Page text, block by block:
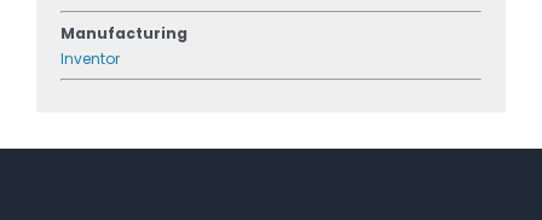
Manufacturing
Inventor